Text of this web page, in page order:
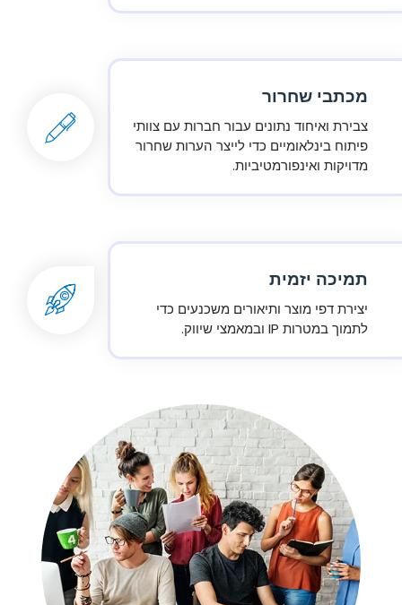
מכתבי שחרור
צבירת ואיחוד נתונים עבור חברות עם צוותי
פיתוח בינלאומיים כדי לייצר הערות שחרור
מדויקות ואינפורמטיביות.
תמיכה יזמית
יצירת דפי מוצר ותיאורים משכנעים כדי
לתמוך במטרות IP ובמאמצי שיווק.